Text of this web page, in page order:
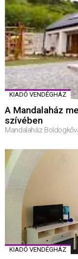
KIADÓ VENDÉGHÁZ
A Mandalaház
szívében
Mandalaház
KIADÓ VENDÉGHÁZ